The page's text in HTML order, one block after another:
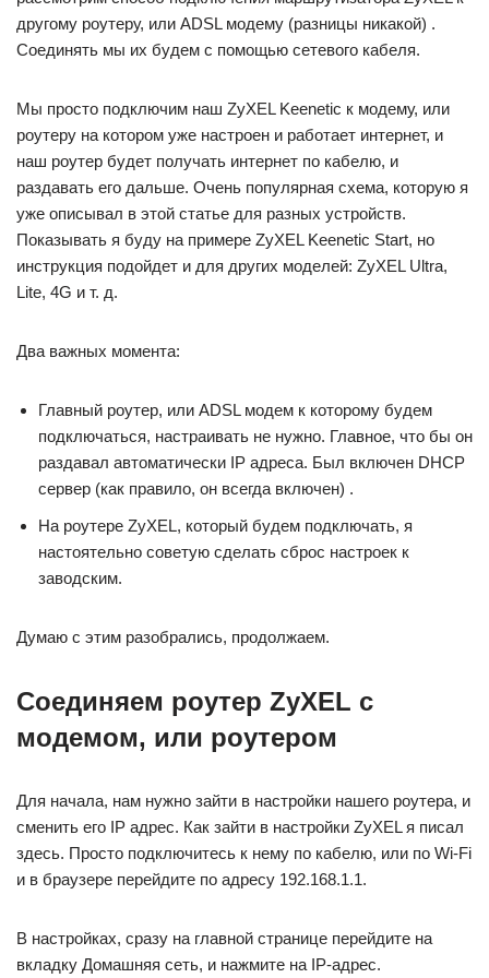
другому роутеру, или ADSL модему (разницы никакой) .
Соединять мы их будем с помощью сетевого кабеля.
Мы просто подключим наш ZyXEL Keenetic к модему, или
роутеру на котором уже настроен и работает интернет, и
наш роутер будет получать интернет по кабелю, и
раздавать его дальше. Очень популярная схема, которую я
уже описывал в этой статье для разных устройств.
Показывать я буду на примере ZyXEL Keenetic Start, но
инструкция подойдет и для других моделей: ZyXEL Ultra,
Lite, 4G и т. д.
Два важных момента:
Главный роутер, или ADSL модем к которому будем
подключаться, настраивать не нужно. Главное, что бы он
раздавал автоматически IP адреса. Был включен DHCP
сервер (как правило, он всегда включен) .
На роутере ZyXEL, который будем подключать, я
настоятельно советую сделать сброс настроек к
заводским.
Думаю с этим разобрались, продолжаем.
Соединяем роутер ZyXEL с
модемом, или роутером
Для начала, нам нужно зайти в настройки нашего роутера, и
сменить его IP адрес. Как зайти в настройки ZyXEL я писал
здесь. Просто подключитесь к нему по кабелю, или по Wi-Fi
и в браузере перейдите по адресу 192.168.1.1.
В настройках, сразу на главной странице перейдите на
вкладку Домашняя сеть, и нажмите на IP-адрес.